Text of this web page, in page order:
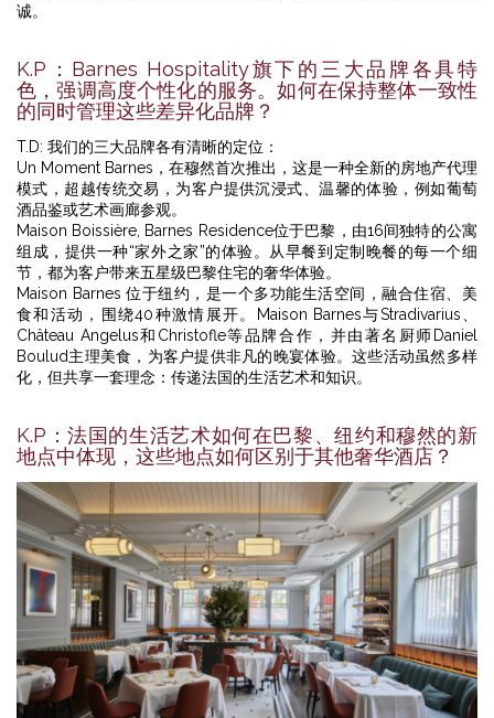
诚。
K.P：Barnes Hospitality旗下的三大品牌各具特
色，强调高度个性化的服务。如何在保持整体一致性
的同时管理这些差异化品牌？
T.D: 我们的三大品牌各有清晰的定位：
Un Moment Barnes，在穆然首次推出，这是一种全新的房地产代理
模式，超越传统交易，为客户提供沉浸式、温馨的体验，例如葡萄
酒品鉴或艺术画廊参观。
Maison Boissière, Barnes Residence位于巴黎，由16间独特的公寓
组成，提供一种“家外之家”的体验。从早餐到定制晚餐的每一个细
节，都为客户带来五星级巴黎住宅的奢华体验。
Maison Barnes 位于纽约，是一个多功能生活空间，融合住宿、美
食和活动，围绕40种激情展开。Maison Barnes与Stradivarius、
Château Angelus和Christofle等品牌合作，并由著名厨师Daniel
Boulud主理美食，为客户提供非凡的晚宴体验。这些活动虽然多样
化，但共享一套理念：传递法国的生活艺术和知识。
K.P：法国的生活艺术如何在巴黎、纽约和穆然的新
地点中体现，这些地点如何区别于其他奢华酒店？